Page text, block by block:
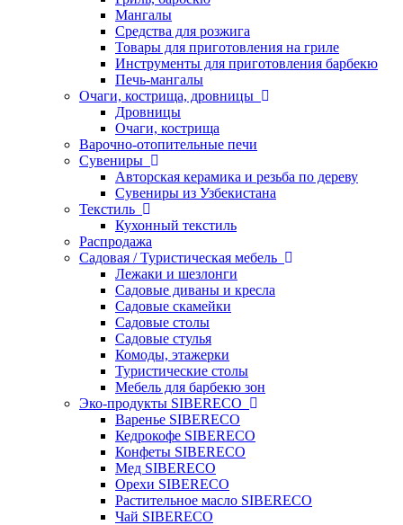
Мангалы
Средства для розжига
Товары для приготовления на гриле
Инструменты для приготовления барбекю
Печь-мангалы
Очаги, кострища, дровницы
Дровницы
Очаги, кострища
Варочно-отопительные печи
Сувениры
Авторская керамика и резьба по дереву
Сувениры из Узбекистана
Текстиль
Кухонный текстиль
Распродажа
Садовая / Туристическая мебель
Лежаки и шезлонги
Садовые диваны и кресла
Садовые скамейки
Садовые столы
Садовые стулья
Комоды, этажерки
Туристические столы
Мебель для барбекю зон
Эко-продукты SIBERECO
Варенье SIBERECO
Кедрокофе SIBERECO
Конфеты SIBERECO
Мед SIBERECO
Орехи SIBERECO
Растительное масло SIBERECO
Чай SIBERECO